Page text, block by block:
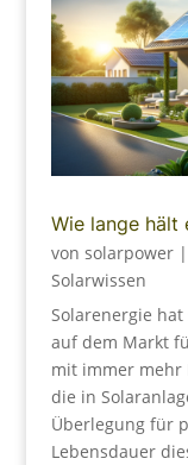
Wie lange hält
von solarpower|
Solarwissen
Solarenergie
auf dem Markt
mit immer mehr
die in
Überlegung für
Lebensdauer